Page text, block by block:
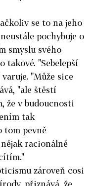
se to na jeho
pochybuje o
smyslu svého
takové. "Sebelepší
"Může sice
"ale štěstí
že v budoucnosti
tak
tom pevně
racionálně
zároveň cosi
přiznává, že